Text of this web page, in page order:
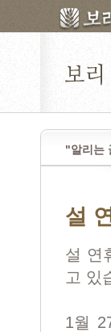
"알리는
설
설 연
고 있
1월